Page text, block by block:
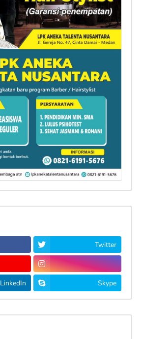
Twitter
LinkedIn Skype